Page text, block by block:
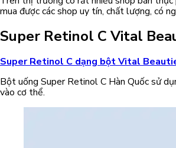
mua được các shop uy tín, chất lượng, có
Super Retinol C Vital
Super Retinol C dạng bột Vital
Bột uống Super Retinol C Hàn Quốc sử
vào cơ thể.